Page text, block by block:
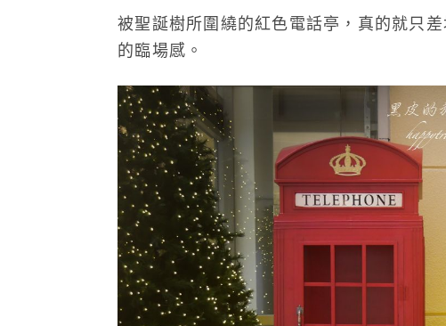
被聖誕樹所圍繞的紅色電話亭，真的就只
的臨場感。